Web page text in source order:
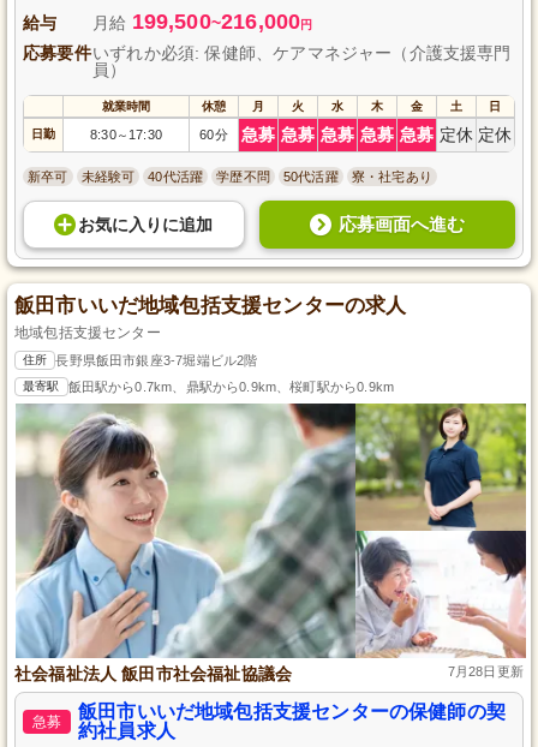
給与 月給 199,500~216,000円
応募要件いずれか必須: 保健師、ケアマネジャー（介護支援専門
員）
就業時間 休憩 月 火 水 木 金 土 日
日勤 8:30～ 17:30 60分 急募 急募 急募 急募 急募 定休 定休
新卒可 未経験可 40代活躍 学歴不問 50代活躍 寮・社宅あり
お気に入り に追加 応募画面へ進む
飯田市いいだ地域包括支援センターの求人
地域包括支援センター
住所 長野県飯田市銀座3-7堀端ビル2階
最寄駅 飯田駅から0.7km、鼎駅から0.9km、桜町駅から0.9km
社会福祉法人 飯田市社会福祉協議会 7月28日更新
急募
飯田市いいだ地域包括支援センターの保健師の契
約社員求人